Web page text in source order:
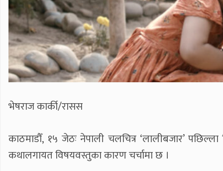
भेषराज कार्की/रासस
काठमाडौँ, १५ जेठः नेपाली चलचित्र ‘लालीबजार’
कथालगायत विषयवस्तुका कारण चर्चामा छ ।